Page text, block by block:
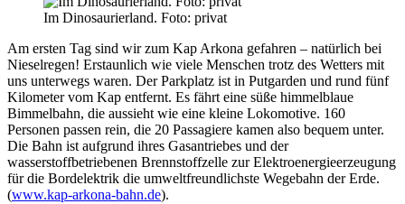
Im Dinosaurierland. Foto: privat
Am ersten Tag sind wir zum Kap Arkona gefahren – natürlich bei
Nieselregen! Erstaunlich wie viele Menschen trotz des Wetters mit
uns unterwegs waren. Der Parkplatz ist in Putgarden und rund fünf
Kilometer vom Kap entfernt. Es fährt eine süße himmelblaue
Bimmelbahn, die aussieht wie eine kleine Lokomotive. 160
Personen passen rein, die 20 Passagiere kamen also bequem unter.
Die Bahn ist aufgrund ihres Gasantriebes und der
wasserstoffbetriebenen Brennstoffzelle zur Elektroenergieerzeugung
für die Bordelektrik die umweltfreundlichste Wegebahn der Erde.
(www.kap-arkona-bahn.de).